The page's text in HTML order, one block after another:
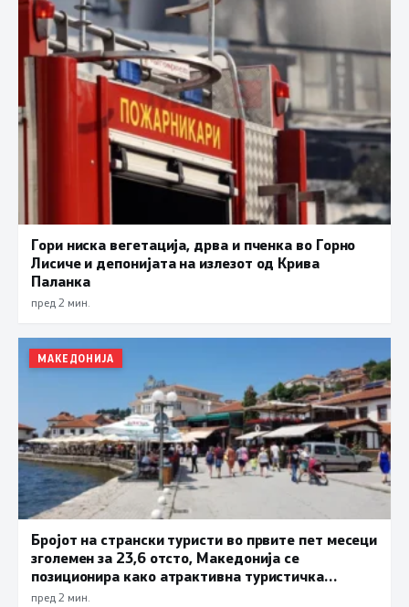
Гори ниска вегетација, дрва и пченка во Горно
Лисиче и депонијата на излезот од Крива
Паланка
пред 2 мин.
МАКЕДОНИЈА
Бројот на странски туристи во првите пет месеци
зголемен за 23,6 отсто, Македонија се
позиционира како атрактивна туристичка
дестинација
пред 2 мин.